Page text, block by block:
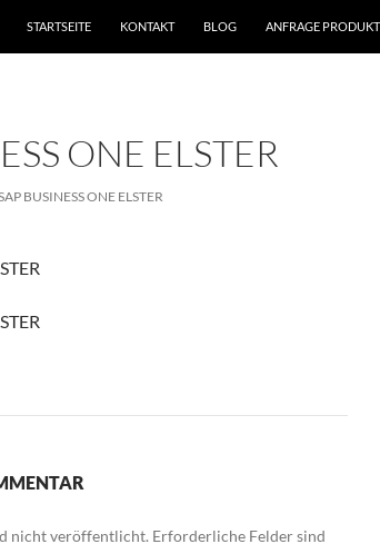
STARTSEITE KONTAKT BLOG ANFRAGE
ONE ELSTER
BUSINESS ONE ELSTER
nicht veröffentlicht. Erforderliche Felder sind